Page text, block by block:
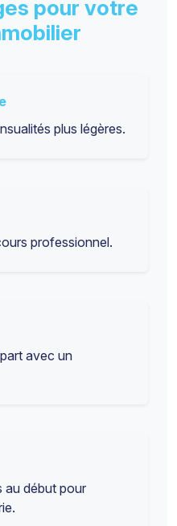
pour votre
plus légères.
professionnel.
avec un
au début pour